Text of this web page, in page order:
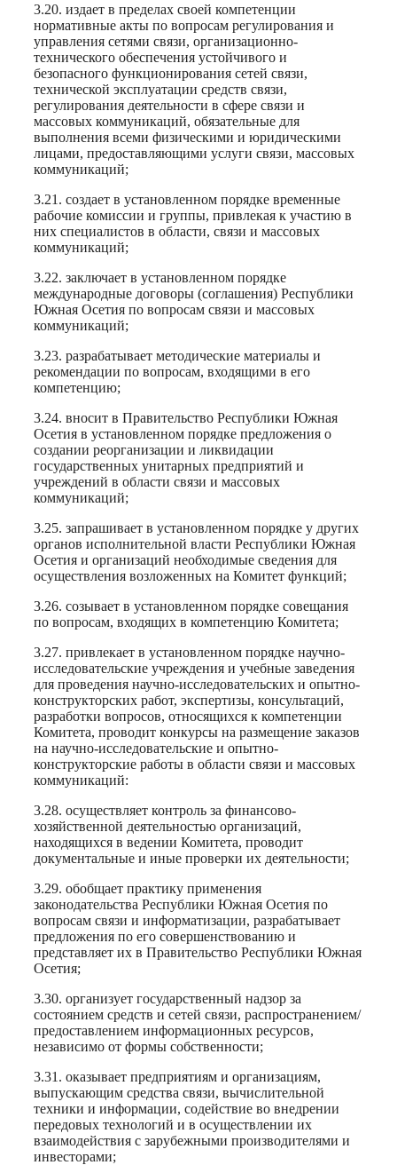
3.20. издает в пределах своей компетенции
нормативные акты по вопросам регулирования и
управления сетями связи, организационно-
технического обеспечения устойчивого и
безопасного функционирования сетей связи,
технической эксплуатации средств связи,
регулирования деятельности в сфере связи и
массовых коммуникаций, обязательные для
выполнения всеми физическими и юридическими
лицами, предоставляющими услуги связи, массовых
коммуникаций;
3.21. создает в установленном порядке временные
рабочие комиссии и группы, привлекая к участию в
них специалистов в области, связи и массовых
коммуникаций;
3.22. заключает в установленном порядке
международные договоры (соглашения) Республики
Южная Осетия по вопросам связи и массовых
коммуникаций;
3.23. разрабатывает методические материалы и
рекомендации по вопросам, входящими в его
компетенцию;
3.24. вносит в Правительство Республики Южная
Осетия в установленном порядке предложения о
создании реорганизации и ликвидации
государственных унитарных предприятий и
учреждений в области связи и массовых
коммуникаций;
3.25. запрашивает в установленном порядке у других
органов исполнительной власти Республики Южная
Осетия и организаций необходимые сведения для
осуществления возложенных на Комитет функций;
3.26. созывает в установленном порядке совещания
по вопросам, входящих в компетенцию Комитета;
3.27. привлекает в установленном порядке научно-
исследовательские учреждения и учебные заведения
для проведения научно-исследовательских и опытно-
конструкторских работ, экспертизы, консультаций,
разработки вопросов, относящихся к компетенции
Комитета, проводит конкурсы на размещение заказов
на научно-исследовательские и опытно-
конструкторские работы в области связи и массовых
коммуникаций:
3.28. осуществляет контроль за финансово-
хозяйственной деятельностью организаций,
находящихся в ведении Комитета, проводит
документальные и иные проверки их деятельности;
3.29. обобщает практику применения
законодательства Республики Южная Осетия по
вопросам связи и информатизации, разрабатывает
предложения по его совершенствованию и
представляет их в Правительство Республики Южная
Осетия;
3.30. организует государственный надзор за
состоянием средств и сетей связи, распространением/
предоставлением информационных ресурсов,
независимо от формы собственности;
3.31. оказывает предприятиям и организациям,
выпускающим средства связи, вычислительной
техники и информации, содействие во внедрении
передовых технологий и в осуществлении их
взаимодействия с зарубежными производителями и
инвесторами;